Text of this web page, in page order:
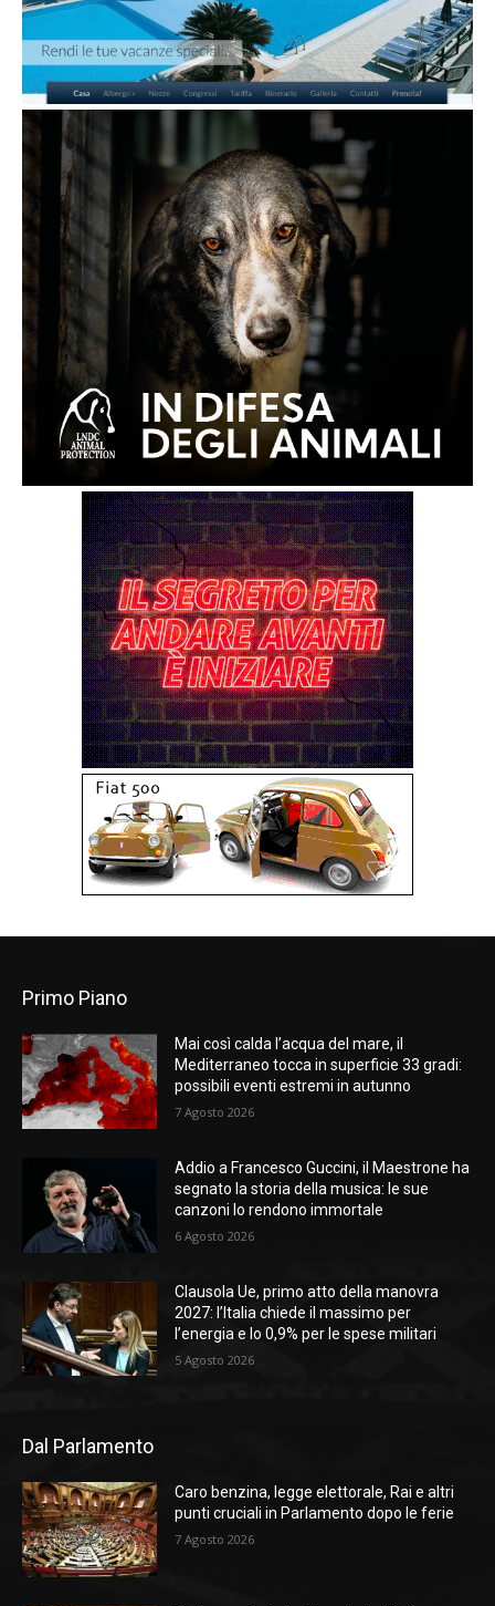
Primo Piano
Mai così calda l’acqua del mare, il
Mediterraneo tocca in superficie 33 gradi:
possibili eventi estremi in autunno
7 Agosto 2026
Addio a Francesco Guccini, il Maestrone ha
segnato la storia della musica: le sue
canzoni lo rendono immortale
6 Agosto 2026
Clausola Ue, primo atto della manovra
2027: l’Italia chiede il massimo per
l’energia e lo 0,9% per le spese militari
5 Agosto 2026
Dal Parlamento
Caro benzina, legge elettorale, Rai e altri
punti cruciali in Parlamento dopo le ferie
7 Agosto 2026